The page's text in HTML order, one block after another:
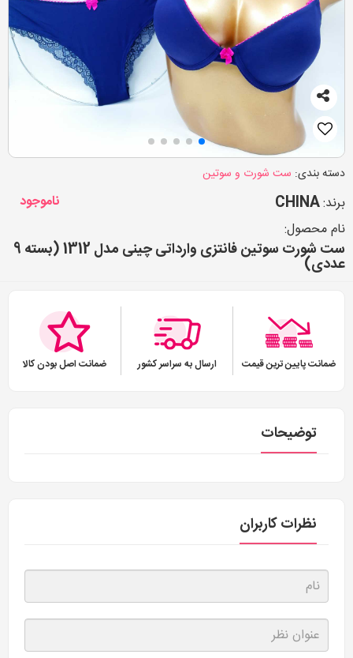
دسته بندی: ست شورت و سوتین
برند:CHINA
ناموجود
نام محصول:
ست شورت سوتین فانتزی وارداتی چینی مدل 1312 (بسته 9
عددی)
ضمانت پایین ترین قیمت ارسال به سراسر کشور ضمانت اصل بودن کالا
توضیحات
نظرات کاربران